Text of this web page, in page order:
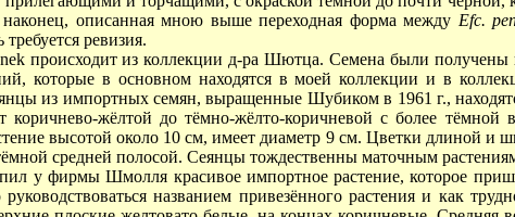
описанная мною выше переходная форма между Еfc.
ревизия.
происходит из коллекции д-ра Шютца. Семена были
которые в основном находятся в моей коллекции и в
из импортных семян, выращенные Шубиком в 1961 г.,
коричнево-жëлтой до тëмно-жëлто-коричневой с более
высотой около 10 см, имеет диаметр 9 см. Цветки длиной
средней полосой. Сеянцы тождественны маточным
у фирмы Шмолля красивое импортное растение, которое
названием привезëнного растения и как